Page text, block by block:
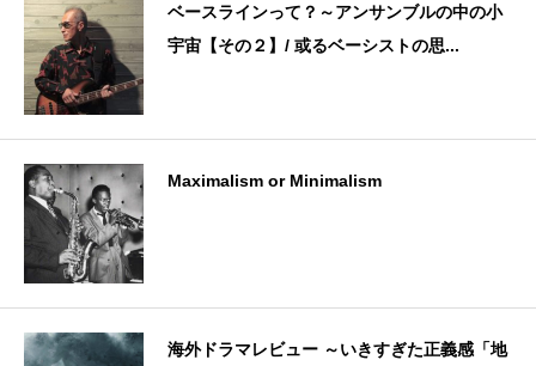
ベースラインって？～アンサンブルの中の小
宇宙【その２】/ 或るベーシストの思...
Maximalism or Minimalism
海外ドラマレビュー ～いきすぎた正義感「地